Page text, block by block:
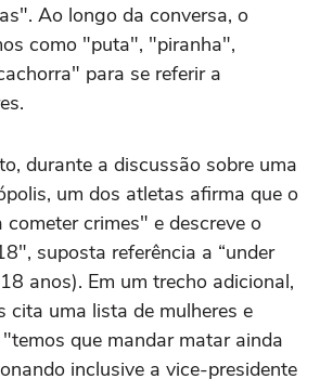
Ao longo da conversa, o
como "puta", "piranha",
para se referir a
durante a discussão sobre uma
um dos atletas afirma que o
crimes" e descreve o
suposta referência a “under
anos). Em um trecho adicional,
cita uma lista de mulheres e
que mandar matar ainda
inclusive a vice-presidente